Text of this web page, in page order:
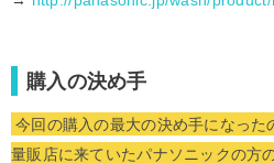
購入の決め手
今回の購入の最大の決め手になった
量販店に来ていたパナソニックの方